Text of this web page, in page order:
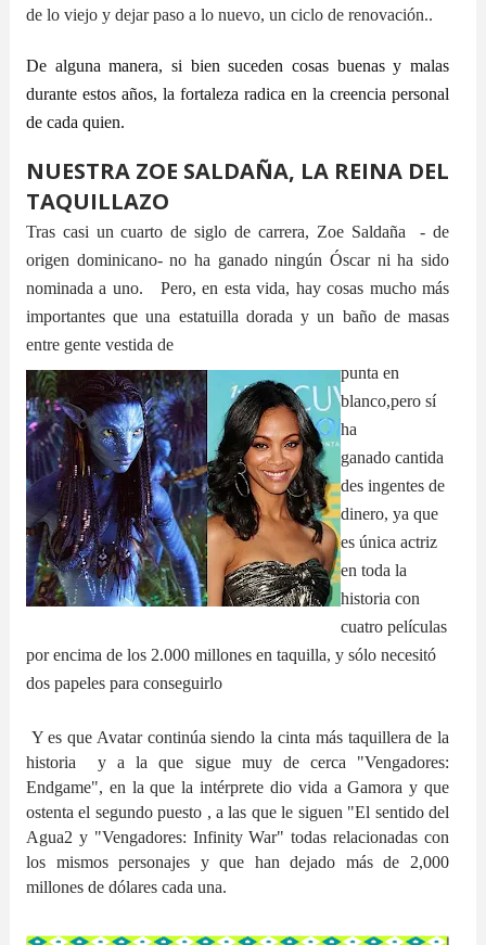
de lo viejo y dejar paso a lo nuevo, un ciclo de renovación..
De alguna manera, si bien suceden cosas buenas y malas
durante estos años, la fortaleza radica en la creencia personal
de cada quien.
NUESTRA ZOE SALDAÑA, LA REINA DEL
TAQUILLAZO
Tras casi un cuarto de siglo de carrera, Zoe Saldaña - de
origen dominicano- no ha ganado ningún Óscar ni ha sido
nominada a uno. Pero, en esta vida, hay cosas mucho más
importantes que una estatuilla dorada y un baño de masas
entre gente vestida de
punta en
blanco,pero sí
ha
ganadocantida
des ingentes de
dinero, ya que
es única actriz
en toda la
historia con
cuatro películas
por encima de los 2.000 millones en taquilla, y sólo necesitó
dos papeles para conseguirlo
Y es que Avatar continúa siendo la cinta más taquillera de la
historiay a la que sigue muy de cerca "Vengadores:
Endgame", en la que la intérprete dio vida a Gamora y que
ostenta el segundo puesto , a las que le siguen "El sentido del
Agua2 y "Vengadores: Infinity War" todas relacionadas con
los mismos personajes y que han dejado más de 2,000
millones de dólares cada una.